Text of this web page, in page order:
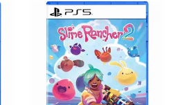
Prix barré 34,99€
Prix 32,09€